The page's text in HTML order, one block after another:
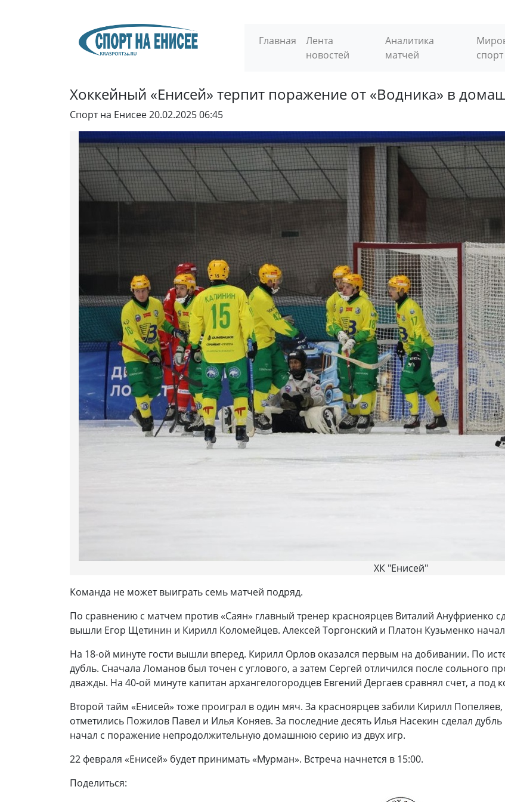
Главная
Лента
новостей
Аналитика
матчей
спорт
Хоккейный «Енисей» терпит поражение от «Водника» в
Спорт на Енисее20.02.2025 06:45
ХК "Енисей"
Команда не может выиграть семь матчей подряд.
По сравнению с матчем против «Саян» главный тренер красноярцев Виталий Ануфриенко
вышли Егор Щетинин и Кирилл Коломейцев. Алексей Торгонский и Платон Кузьменко
На 18-ой минуте гости вышли вперед. Кирилл Орлов оказался первым на добивании. По
дубль. Сначала Ломанов был точен с углового, а затем Сергей отличился после сольного
дважды. На 40-ой минуте капитан архангелогородцев Евгений Дергаев сравнял счет, а под
Второй тайм «Енисей» тоже проиграл в один мяч. За красноярцев забили Кирилл
отметились Пожилов Павел и Илья Коняев. За последние десять Илья Насекин сделал
начал с поражение непродолжительную домашнюю серию из двух игр.
22 февраля «Енисей» будет принимать «Мурман». Встреча начнется в 15:00.
Поделиться: